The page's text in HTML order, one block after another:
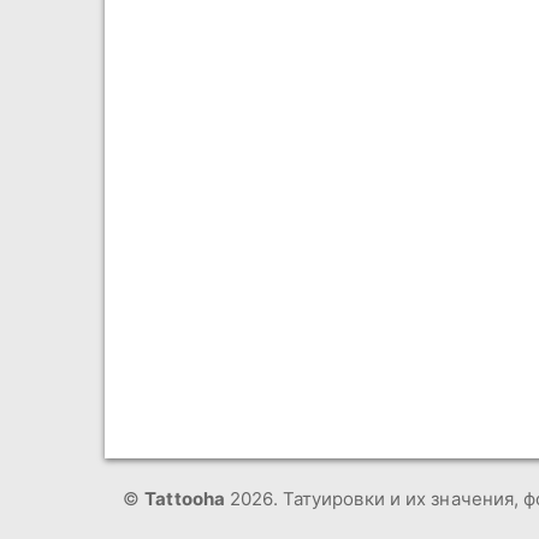
©Tattooha 2026. Татуировки и их значения,